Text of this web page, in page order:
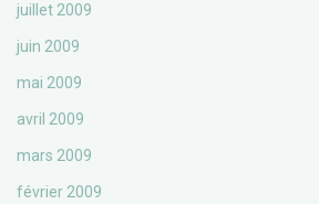
juillet 2009
juin 2009
mai 2009
avril 2009
mars 2009
février 2009